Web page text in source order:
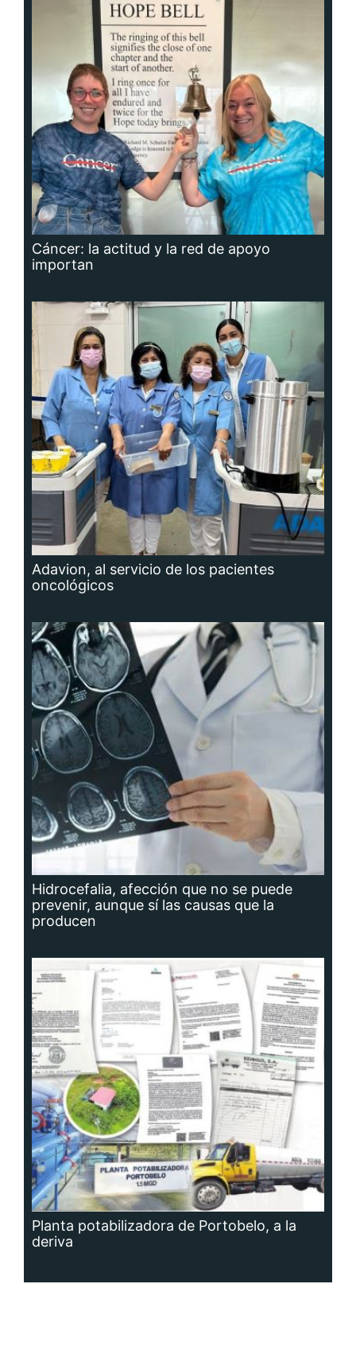
Cáncer: la actitud y la red de apoyo
importan
Adavion, al servicio de los pacientes
oncológicos
Hidrocefalia, afección que no se puede
prevenir, aunque sí las causas que la
producen
Planta potabilizadora de Portobelo, a la
deriva